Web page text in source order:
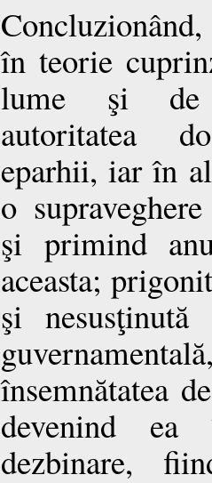
în teorie
lume şi de
autoritatea
eparhii, iar în
o
şi primind
aceasta;
şi
însemnătatea
devenind
dezbinare,